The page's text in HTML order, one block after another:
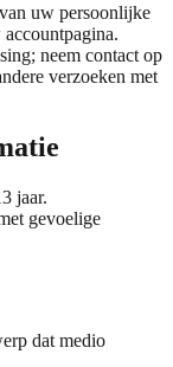
uw persoonlijke
neem contact op
verzoeken met
jaar.
gevoelige
dat medio